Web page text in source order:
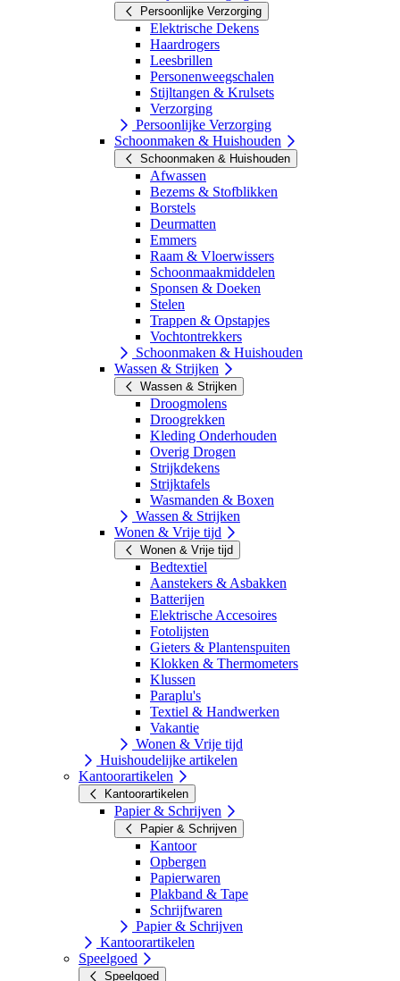
Persoonlijke Verzorging
Elektrische Dekens
Haardrogers
Leesbrillen
Personenweegschalen
Stijltangen & Krulsets
Verzorging
Persoonlijke Verzorging
Schoonmaken & Huishouden
Schoonmaken & Huishouden
Afwassen
Bezems & Stofblikken
Borstels
Deurmatten
Emmers
Raam & Vloerwissers
Schoonmaakmiddelen
Sponsen & Doeken
Stelen
Trappen & Opstapjes
Vochtontrekkers
Schoonmaken & Huishouden
Wassen & Strijken
Wassen & Strijken
Droogmolens
Droogrekken
Kleding Onderhouden
Overig Drogen
Strijkdekens
Strijktafels
Wasmanden & Boxen
Wassen & Strijken
Wonen & Vrije tijd
Wonen & Vrije tijd
Bedtextiel
Aanstekers & Asbakken
Batterijen
Elektrische Accesoires
Fotolijsten
Gieters & Plantenspuiten
Klokken & Thermometers
Klussen
Paraplu's
Textiel & Handwerken
Vakantie
Wonen & Vrije tijd
Huishoudelijke artikelen
Kantoorartikelen
Kantoorartikelen
Papier & Schrijven
Papier & Schrijven
Kantoor
Opbergen
Papierwaren
Plakband & Tape
Schrijfwaren
Papier & Schrijven
Kantoorartikelen
Speelgoed
Speelgoed